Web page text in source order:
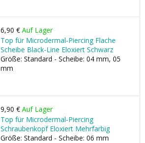
6,90 € Auf Lager
Top für Microdermal-Piercing Flache
Scheibe Black-Line Eloxiert Schwarz
Größe: Standard - Scheibe: 04 mm, 05
mm
9,90 € Auf Lager
Top für Microdermal-Piercing
Schraubenkopf Eloxiert Mehrfarbig
Größe: Standard - Scheibe: 06 mm